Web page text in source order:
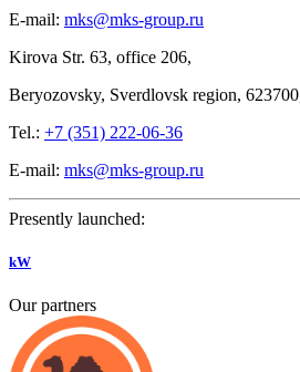
E-mail: mks@mks-group.ru
Kirova Str. 63, office 206,
Beryozovsky, Sverdlovsk region,
Tel.: +7 (351) 222-06-36
E-mail: mks@mks-group.ru
Presently launched:
kW
Our partners